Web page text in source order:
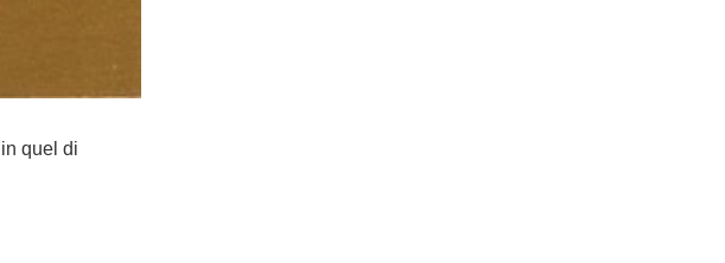
in quel di